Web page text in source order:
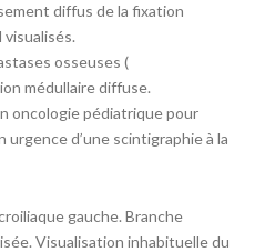
diffus de la fixation
visualisés.
osseuses (
médullaire diffuse.
oncologie pédiatrique pour
d’une scintigraphie à la
gauche. Branche
Visualisation inhabituelle du